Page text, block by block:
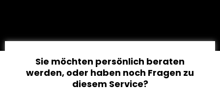
Sie möchten persönlich beraten
werden, oder haben noch Fragen zu
diesem Service?